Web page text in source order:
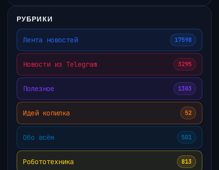
РУБРИКИ
Лента новостей 17598
Новости из Telegram 3295
Полезное 1303
Идей копилка 52
Обо всём 501
Робототехника 813